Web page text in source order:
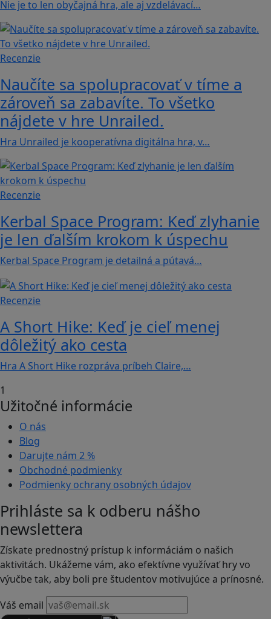
Nie je to len obyčajná hra, ale aj vzdelávací…
Recenzie
Naučíte sa spolupracovať v tíme a
zároveň sa zabavíte. To všetko
nájdete v hre Unrailed.
Hra Unrailed je kooperatívna digitálna hra, v…
Recenzie
Kerbal Space Program: Keď zlyhanie
je len ďalším krokom k úspechu
Kerbal Space Program je detailná a pútavá…
Recenzie
A Short Hike: Keď je cieľ menej
dôležitý ako cesta
Hra A Short Hike rozpráva príbeh Claire,…
1
Užitočné informácie
O nás
Blog
Darujte nám 2 %
Obchodné podmienky
Podmienky ochrany osobných údajov
Prihláste sa k odberu nášho
newslettera
Získate prednostný prístup k informáciám o našich
aktivitách. Ukážeme vám, ako efektívne využívať hry vo
výučbe tak, aby boli pre študentov motivujúce a prínosné.
Váš email